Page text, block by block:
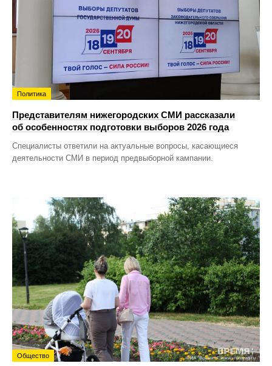
Политика
Представителям нижегородских СМИ рассказали
об особенностях подготовки выборов 2026 года
Специалисты ответили на актуальные вопросы, касающиеся
деятельности СМИ в период предвыборной кампании.
Общество